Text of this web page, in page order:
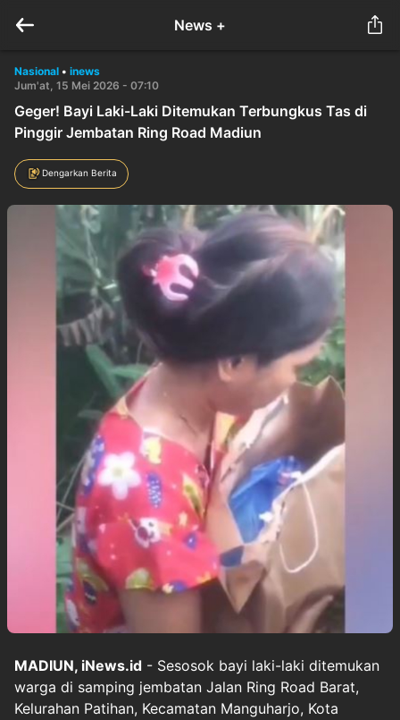
News +
Nasional • inews
Jum'at, 15 Mei 2026 - 07:10
Geger! Bayi Laki-Laki Ditemukan Terbungkus Tas di
Pinggir Jembatan Ring Road Madiun
Dengarkan Berita
MADIUN, iNews.id - Sesosok bayi laki-laki ditemukan
warga di samping jembatan Jalan Ring Road Barat,
Kelurahan Patihan, Kecamatan Manguharjo, Kota